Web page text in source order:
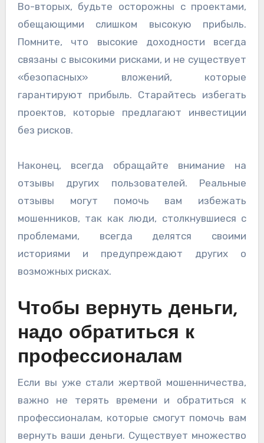
Во-вторых, будьте осторожны с проектами,
обещающими слишком высокую прибыль.
Помните, что высокие доходности всегда
связаны с высокими рисками, и не существует
«безопасных» вложений, которые
гарантируют прибыль. Старайтесь избегать
проектов, которые предлагают инвестиции
без рисков.
Наконец, всегда обращайте внимание на
отзывы других пользователей. Реальные
отзывы могут помочь вам избежать
мошенников, так как люди, столкнувшиеся с
проблемами, всегда делятся своими
историями и предупреждают других о
возможных рисках.
Чтобы вернуть деньги,
надо обратиться к
профессионалам
Если вы уже стали жертвой мошенничества,
важно не терять времени и обратиться к
профессионалам, которые смогут помочь вам
вернуть ваши деньги. Существует множество